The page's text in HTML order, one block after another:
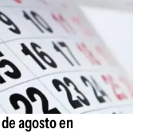
agosto en